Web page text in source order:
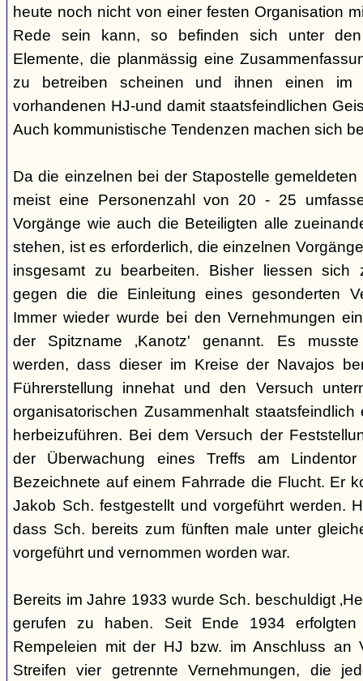
heute noch nicht von einer festen Organisation
Rede sein kann, so befinden sich unter
Elemente, die planmässig eine
zu betreiben scheinen und ihnen einen im
vorhandenen HJ-und damit staatsfeindlichen
Auch kommunistische Tendenzen machen sich
Da die einzelnen bei der Stapostelle
meist eine Personenzahl von 20 - 25
Vorgänge wie auch die Beteiligten alle
stehen, ist es erforderlich, die einzelnen
insgesamt zu bearbeiten. Bisher liessen sich
gegen die die Einleitung eines gesonderten
Immer wieder wurde bei den Vernehmungen
der Spitzname ‚Kanotz' genannt. Es
werden, dass dieser im Kreise der Navajos
Führerstellung innehat und den Versuch
organisatorischen Zusammenhalt staatsfeindlich
herbeizuführen. Bei dem Versuch der
der Überwachung eines Treffs am
Bezeichnete auf einem Fahrrade die Flucht. Er
Jakob Sch. festgestellt und vorgeführt werden.
dass Sch. bereits zum fünften male unter
vorgeführt und vernommen worden war.
Bereits im Jahre 1933 wurde Sch. beschuldigt
gerufen zu haben. Seit Ende 1934
Rempeleien mit der HJ bzw. im Anschluss an
Streifen vier getrennte Vernehmungen, die